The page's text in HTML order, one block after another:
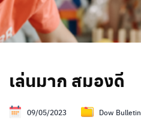
เล่นมาก สมองดี
09/05/2023 Dow Bulletin